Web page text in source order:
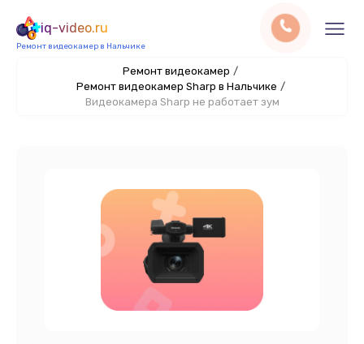
iq-video.ru
Ремонт видеокамер в Нальчике
Ремонт видеокамер /
Ремонт видеокамер Sharp в Нальчике /
Видеокамера Sharp не работает зум